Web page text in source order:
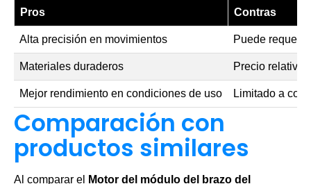
Pros Contras
Alta precisión en movimientos Puede
Materiales duraderos Precio
Mejor rendimiento en condiciones de uso Limitado a
Comparación con
productos similares
Al comparar el
Motor del módulo del brazo del